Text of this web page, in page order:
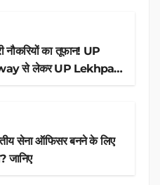
नौकरियों का तूफान! UP
से लेकर UP Lekhpal
सेना ऑफिसर बनने के लिए
जानिए